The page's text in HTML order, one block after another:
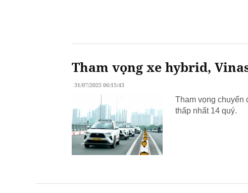
Tham vọng xe hybrid,
31/07/2025 06:15:43
Tham vọng chuyển
thấp nhất 14 quý.